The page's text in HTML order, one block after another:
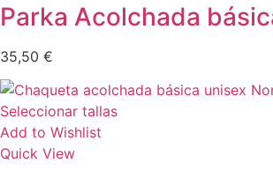
Parka Acolchada
35,50 €
Seleccionar tallas
Add to Wishlist
Quick View